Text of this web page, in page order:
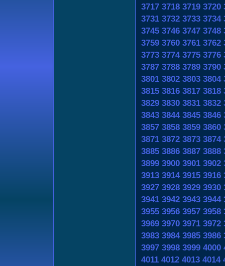
3717 3718 3719 3720
3731 3732 3733 3734
3745 3746 3747 3748
3759 3760 3761 3762
3773 3774 3775 3776
3787 3788 3789 3790
3801 3802 3803 3804
3815 3816 3817 3818
3829 3830 3831 3832
3843 3844 3845 3846
3857 3858 3859 3860
3871 3872 3873 3874
3885 3886 3887 3888
3899 3900 3901 3902
3913 3914 3915 3916
3927 3928 3929 3930
3941 3942 3943 3944
3955 3956 3957 3958
3969 3970 3971 3972
3983 3984 3985 3986
3997 3998 3999 4000
4011 4012 4013 4014